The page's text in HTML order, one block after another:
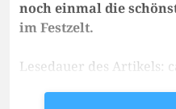
noch einmal die
im Festzelt.
Lesedauer des Artikels: